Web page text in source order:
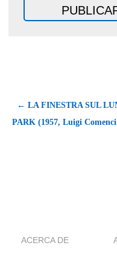
← LA FINESTRA SUL
PARK (1957, Luigi
ACERCA DE